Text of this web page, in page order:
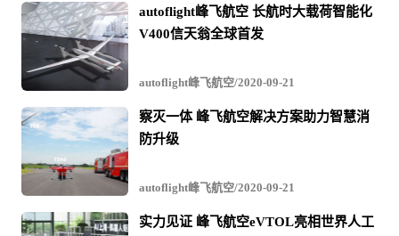
autoflight峰飞航空 长航时大载荷智能化
V400信天翁全球首发
autoflight峰飞航空/2020-09-21
察灭一体 峰飞航空解决方案助力智慧消
防升级
autoflight峰飞航空/2020-09-21
实力见证 峰飞航空eVTOL亮相世界人工